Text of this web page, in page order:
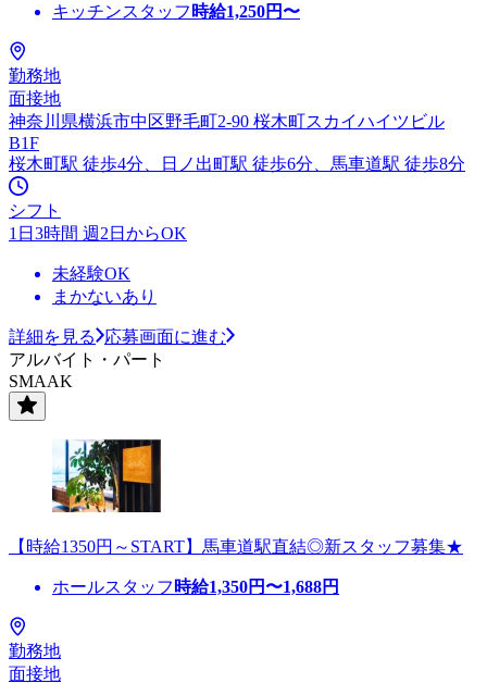
キッチンスタッフ 時給1,250円〜
勤務地
面接地
神奈川県横浜市中区野毛町2-90 桜木町スカイハイツビル
B1F
桜木町駅 徒歩4分、日ノ出町駅 徒歩6分、馬車道駅 徒歩8分
シフト
1日3時間 週2日からOK
未経験OK
まかないあり
詳細を見る
応募画面に進む
アルバイト・パート
SMAAK
【時給1350円～START】馬車道駅直結◎新スタッフ募集★
ホールスタッフ 時給1,350円〜1,688円
勤務地
面接地